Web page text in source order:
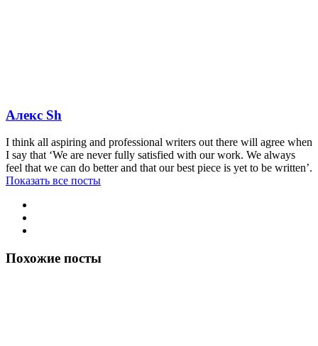
Алекс Sh
I think all aspiring and professional writers out there will agree when
I say that ‘We are never fully satisfied with our work. We always
feel that we can do better and that our best piece is yet to be written’.
Показать все посты
Похожие посты